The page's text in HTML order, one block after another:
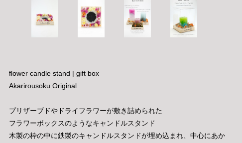
flower candle stand | gift box
Akarirousoku Original
プリザーブドやドライフラワーが敷き詰められた
フラワーボックスのようなキャンドルスタンド
木製の枠の中に鉄製のキャンドルスタンドが埋め込まれ、中心にあか